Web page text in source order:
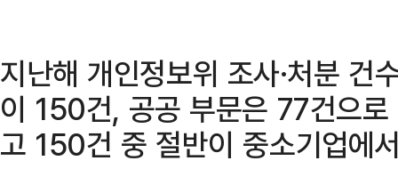
지난해 개인정보위 조사·처분
이 150건, 공공 부문은 77건으
고 150건 중 절반이 중소기업에